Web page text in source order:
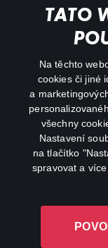
TATO
Na těchto
cookies či jiné
a
všechny
Nastavení
na tlačítko
spravovat a
Můj účet
Důležité odkazy
facebook
L-1246 Luxembourg